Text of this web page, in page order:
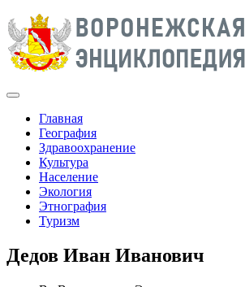
Главная
География
Здравоохранение
Культура
Население
Экология
Этнография
Туризм
Дедов Иван Иванович